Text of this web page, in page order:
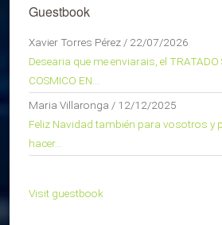
Guestbook
Xavier Torres Pérez / 22/07/2026
Desearia que me enviarais, el TRATADO
COSMICO EN...
Maria Villaronga / 12/12/2025
Feliz Navidad también para vosotros y
hacer...
Visit guestbook